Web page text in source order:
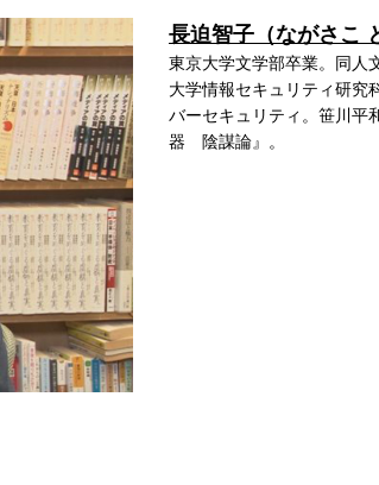
長迫智子（ながさこ
東京大学文学部卒業。同人
大学情報セキュリティ研究
バーセキュリティ。笹川平
器 陰謀論』。